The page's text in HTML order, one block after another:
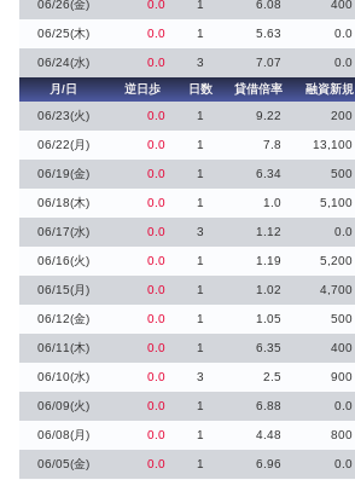
06/26(金) 0.0 1 6.08 400
06/25(木) 0.0 1 5.63 0.0
06/24(水) 0.0 3 7.07 0.0
月/日
逆日歩 日数 貸借倍率 融資新規
06/23(火)
0.0 1 9.22 200
06/22(月) 0.0 1 7.8 13,100
06/19(金) 0.0 1 6.34 500
06/18(木) 0.0 1 1.0 5,100
06/17(水) 0.0 3 1.12 0.0
06/16(火) 0.0 1 1.19 5,200
06/15(月) 0.0 1 1.02 4,700
06/12(金) 0.0 1 1.05 500
06/11(木) 0.0 1 6.35 400
06/10(水) 0.0 3 2.5 900
06/09(火) 0.0 1 6.88 0.0
06/08(月) 0.0 1 4.48 800
06/05(金) 0.0 1 6.96 0.0